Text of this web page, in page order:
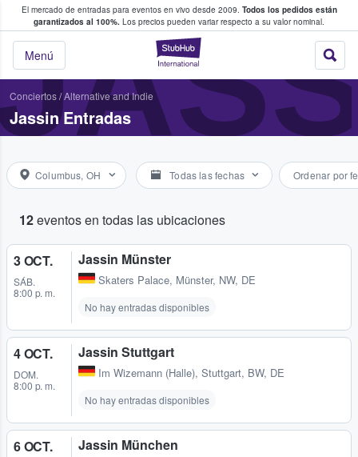
El mercado de entradas para eventos en vivo desde 2009. Todos los pedidos están
garantizados al 100%. Los precios pueden variar respecto a su valor nominal.
StubHub:
Menú
y venta de entradas entre fans
Conciertos/Alternative and Indie
Jassin Entradas
Columbus, OH Todas las fechas Ordenar por
12eventos en todas las ubicaciones
3 OCT.
SÁB.
8:00 p. m.
Jassin Münster
Skaters Palace, Münster, NW, DE
No hay entradas disponibles
4 OCT.
DOM.
8:00 p. m.
Jassin Stuttgart
Im Wizemann (Halle), Stuttgart, BW, DE
No hay entradas disponibles
6 OCT. Jassin München